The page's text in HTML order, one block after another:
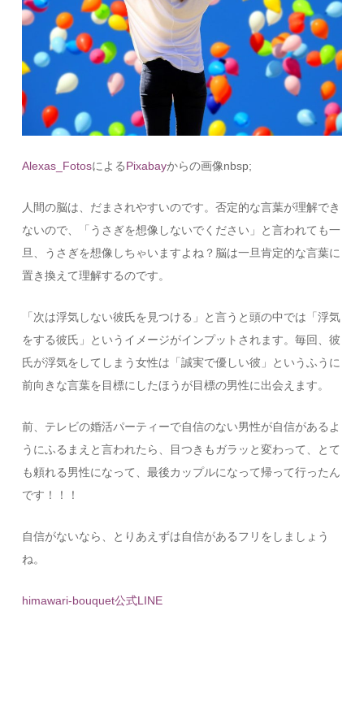
Alexas_FotosによるPixabayからの画像nbsp;
人間の脳は、だまされやすいのです。否定的な言葉が理解でき
ないので、「うさぎを想像しないでください」と言われても一
旦、うさぎを想像しちゃいますよね？脳は一旦肯定的な言葉に
置き換えて理解するのです。
「次は浮気しない彼氏を見つける」と言うと頭の中では「浮気
をする彼氏」というイメージがインプットされます。毎回、彼
氏が浮気をしてしまう女性は「誠実で優しい彼」というふうに
前向きな言葉を目標にしたほうが目標の男性に出会えます。
前、テレビの婚活パーティーで自信のない男性が自信があるよ
うにふるまえと言われたら、目つきもガラッと変わって、とて
も頼れる男性になって、最後カップルになって帰って行ったん
です！！！
自信がないなら、とりあえずは自信があるフリをしましょう
ね。
himawari-bouquet公式LINE